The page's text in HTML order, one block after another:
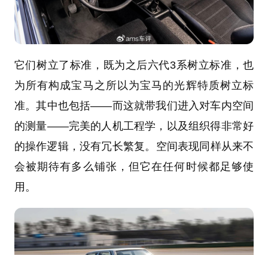
它们树立了标准，既为之后六代3系树立标准，也
为所有构成宝马之所以为宝马的光辉特质树立标
准。其中也包括——而这就带我们进入对车内空间
的测量——完美的人机工程学，以及组织得非常好
的操作逻辑，没有冗长繁复。空间表现同样从来不
会被期待有多么铺张，但它在任何时候都足够使
用。